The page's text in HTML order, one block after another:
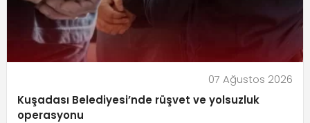
07 Ağustos 2026
Kuşadası Belediyesi’nde rüşvet ve yolsuzluk
operasyonu